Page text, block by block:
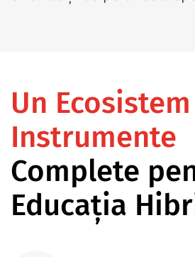
Un
Instrumente
Complete
Educația